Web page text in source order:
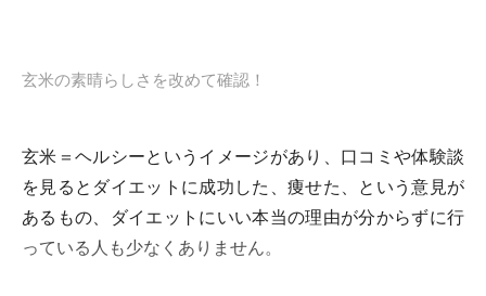
玄米の素晴らしさを改めて確認！
玄米＝ヘルシーというイメージがあり、口コミや体験談
を見るとダイエットに成功した、痩せた、という意見が
あるもの、ダイエットにいい本当の理由が分からずに行
っている人も少なくありません。